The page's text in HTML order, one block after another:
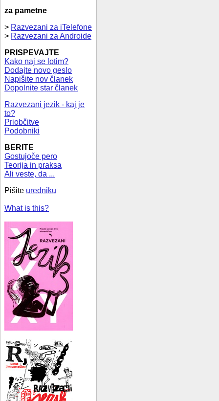
za pametne
> Razvezani za iTelefone
> Razvezani za Androide
PRISPEVAJTE
Kako naj se lotim?
Dodajte novo geslo
Napišite nov članek
Dopolnite star članek
Razvezani jezik - kaj je
to?
Priobčitve
Podobniki
BERITE
Gostujoče pero
Teorija in praksa
Ali veste, da ...
Pišite uredniku
What is this?